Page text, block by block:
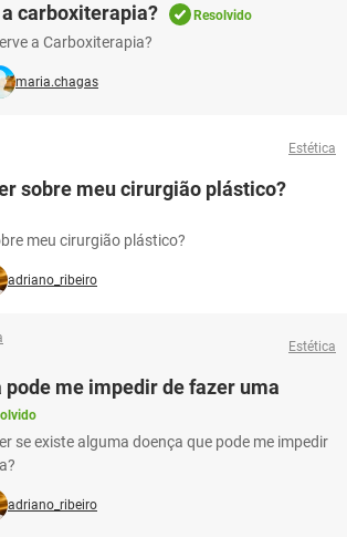
carboxiterapia? Resolvido
a Carboxiterapia?
maria.chagas
Estética
sobre meu cirurgião plástico?
meu cirurgião plástico?
adriano_ribeiro
Estética
pode me impedir de fazer uma
se existe alguma doença que pode me impedir
adriano_ribeiro